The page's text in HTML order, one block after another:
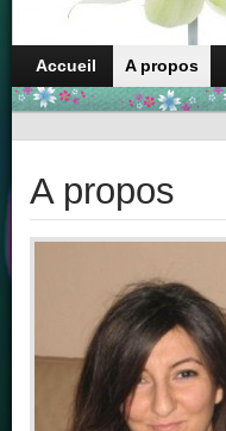
Accueil A propos
A propos